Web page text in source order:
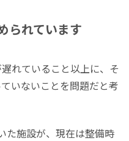
られています
れていること以上に、そ
いないことを問題だと考
た施設が、現在は整備時